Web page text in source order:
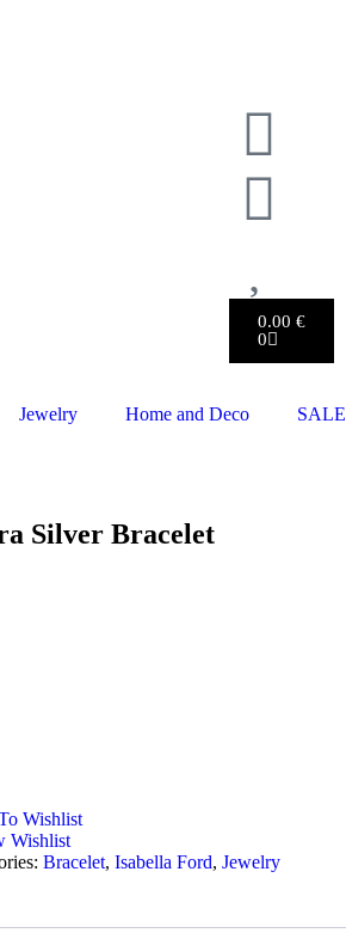
0.00€
0
Jewelry Home and Deco SALE
Silver Bracelet
Wishlist
Wishlist
Bracelet, Isabella Ford, Jewelry